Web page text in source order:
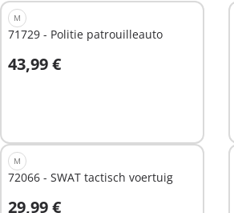
M
71729 - Politie patrouilleauto
43,99 €
In winkelwagen
M
72066 - SWAT tactisch voertuig
29,99 €